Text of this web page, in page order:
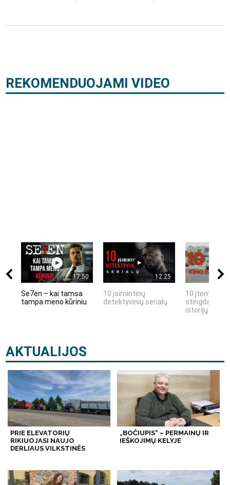
REKOMENDUOJAMI VIDEO
17:50
Se7en – kai tamsa
tampa meno kūriniu
12:25
10 įsimintinų
detektyvinių serialų
10 įtemptų,
stingdančių
istorijų
AKTUALIJOS
PRIE ELEVATORIŲ
RIKIUOJASI NAUJO
DERLIAUS VILKSTINĖS
„BOČIUPIS“ – PERMAINŲ IR
IEŠKOJIMŲ KELYJE